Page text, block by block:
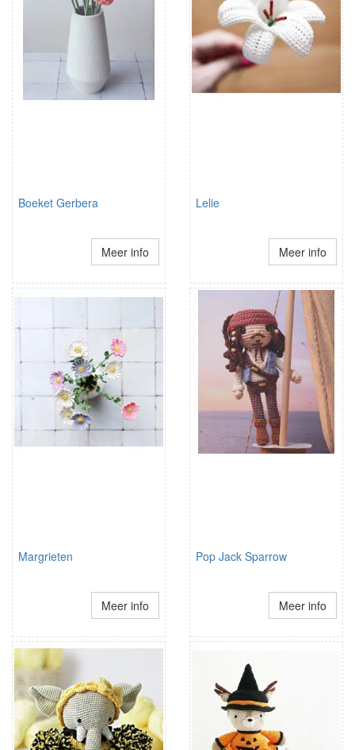
Boeket Gerbera
Meer info
Lelie
Meer info
Margrieten
Meer info
Pop Jack Sparrow
Meer info